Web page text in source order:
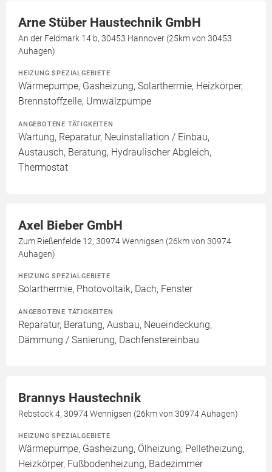
Arne Stüber Haustechnik GmbH
An der Feldmark 14 b, 30453 Hannover (25km von 30453
Auhagen)
HEIZUNG SPEZIALGEBIETE
Wärmepumpe, Gasheizung, Solarthermie, Heizkörper,
Brennstoffzelle, Umwälzpumpe
ANGEBOTENE TÄTIGKEITEN
Wartung, Reparatur, Neuinstallation / Einbau,
Austausch, Beratung, Hydraulischer Abgleich,
Thermostat
Axel Bieber GmbH
Zum Rießenfelde 12, 30974 Wennigsen (26km von 30974
Auhagen)
HEIZUNG SPEZIALGEBIETE
Solarthermie, Photovoltaik, Dach, Fenster
ANGEBOTENE TÄTIGKEITEN
Reparatur, Beratung, Ausbau, Neueindeckung,
Dämmung / Sanierung, Dachfenstereinbau
Brannys Haustechnik
Rebstock 4, 30974 Wennigsen (26km von 30974 Auhagen)
HEIZUNG SPEZIALGEBIETE
Wärmepumpe, Gasheizung, Ölheizung, Pelletheizung,
Heizkörper, Fußbodenheizung, Badezimmer